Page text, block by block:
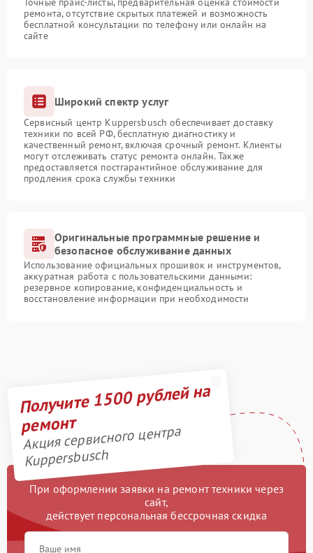
ремонта, отсутствие скрытых платежей и возможность
бесплатной консультации по телефону или онлайн на
сайте
Широкий спектр услуг
Сервисный центр Kuppersbusch обеспечивает доставку
техники по всей РФ, бесплатную диагностику и
качественный ремонт, включая срочный ремонт. Клиенты
могут отслеживать статус ремонта онлайн. Также
предоставляется постгарантийное обслуживание для
продления срока службы техники
Оригинальные программные решение и
безопасное обслуживание данных
Использование официальных прошивок и инструментов,
аккуратная работа с пользовательскими данными:
резервное копирование, конфиденциальность и
восстановление информации при необходимости
Получите 1500 рублей на
ремонт
Акция сервисного центра
Kuppersbusch
При оформлении заявки на ремонт техники через
сайт,
действует персональная бессрочная скидка